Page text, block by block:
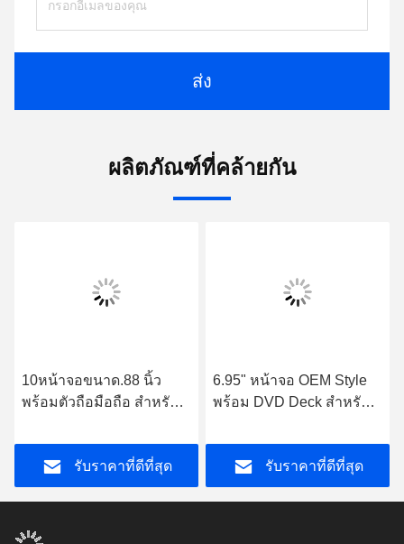
ส่ง
ผลิตภัณฑ์ที่คล้ายกัน
10หน้าจอขนาด.88 นิ้ว
พร้อมตัวถือมือถือ สําหรับ
Nissan NAVARA Frontier
NP300 2015-2017
รับราคาที่ดีที่สุด
6.95" หน้าจอ OEM Style
พร้อม DVD Deck สําหรับ
Paladin Frontier Livana
Navara NP300รับราคาที่ดีที่สุด